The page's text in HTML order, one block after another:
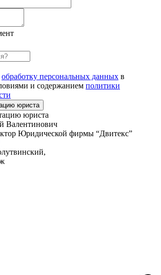
обработку персональных данных в
и содержанием политики
юриста
Валентинович
Юридической фирмы “Двитекс”